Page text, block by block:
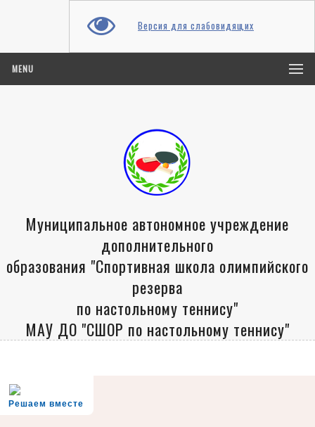
Версия для слабовидящих
MENU
Муниципальное автономное учреждение
дополнительного
образования "Спортивная школа олимпийского
резерва
по настольному теннису"
МАУ ДО "СШОР по настольному теннису"
Решаем вместе